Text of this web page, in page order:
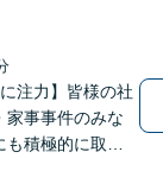
注力】皆様の社
家事事件のみな
積極的に取り